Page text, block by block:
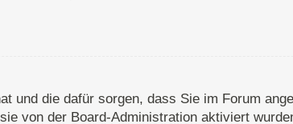
und die dafür sorgen, dass Sie im Forum
von der Board-Administration aktiviert